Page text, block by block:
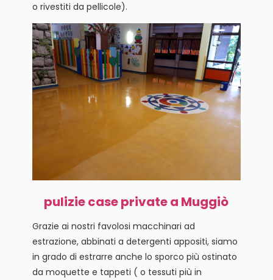
o rivestiti da pellicole).
pulizie case private a Muggiò
Grazie ai nostri favolosi macchinari ad
estrazione, abbinati a detergenti appositi, siamo
in grado di estrarre anche lo sporco più ostinato
da moquette e tappeti ( o tessuti più in